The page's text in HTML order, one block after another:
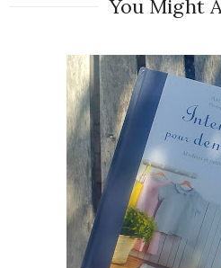
You Might